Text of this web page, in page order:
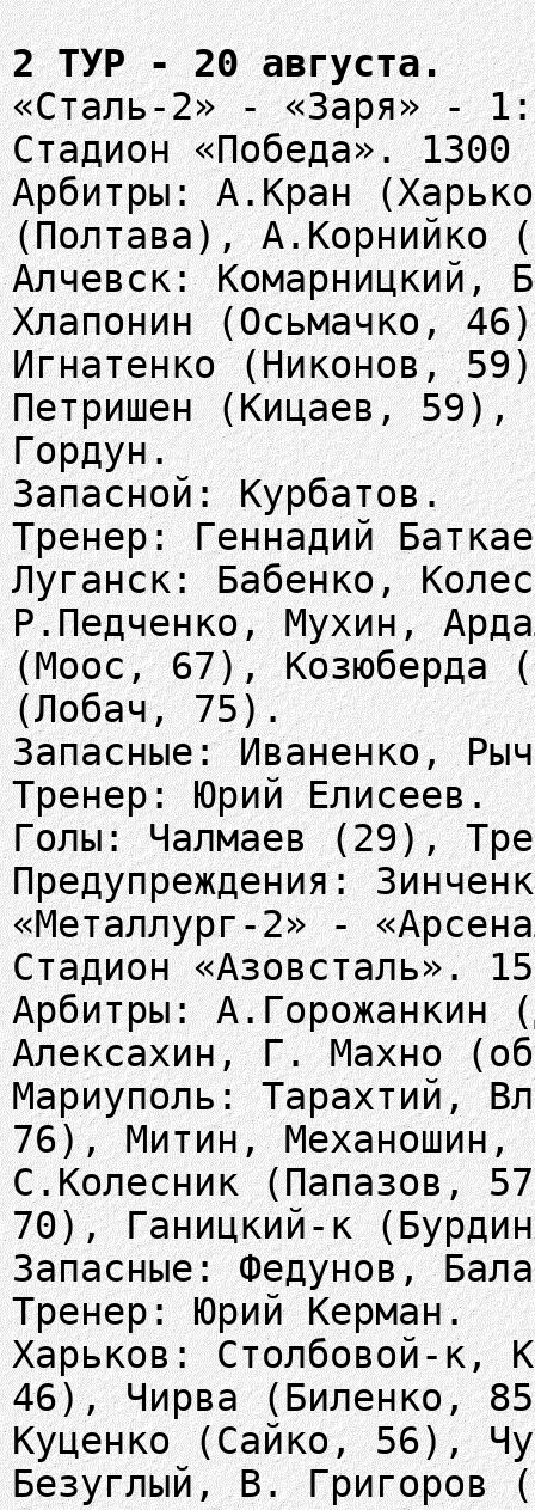
2 ТУР - 20 августа.
«Сталь-2» - «Заря» -
Стадион «Победа».
Арбитры: А.Кран
(Полтава), А.Корнийко
Алчевск: Комарницкий,
Хлапонин (Осьмачко,
Игнатенко (Никонов,
Петришен (Кицаев, 59),
Гордун.
Запасной: Курбатов.
Тренер: Геннадий
Луганск: Бабенко,
Р.Педченко, Мухин,
(Моос, 67), Козюберда
(Лобач, 75).
Запасные: Иваненко,
Тренер: Юрий Елисеев.
Голы: Чалмаев (29),
Предупреждения:
«Металлург-2» -
Стадион «Азовсталь».
Арбитры: А.Горожанкин
Алексахин, Г. Махно
Мариуполь: Тарахтий,
76), Митин, Механошин,
С.Колесник (Папазов,
70), Ганицкий-к
Запасные: Федунов,
Тренер: Юрий Керман.
Харьков: Столбовой-к,
46), Чирва (Биленко,
Куценко (Сайко, 56),
Безуглый, В. Григоров